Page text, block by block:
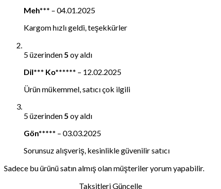
Meh*** – 04.01.2025
Kargom hızlı geldi, teşekkürler
5 üzerinden5 oy aldı
Dil*** Ko****** – 12.02.2025
Ürün mükemmel, satıcı çok ilgili
5 üzerinden5 oy aldı
Gön***** – 03.03.2025
Sorunsuz alışveriş, kesinlikle güvenilir satıcı
Sadece bu ürünü satın almış olan müşteriler yorum yapabilir.
Taksitleri Güncelle